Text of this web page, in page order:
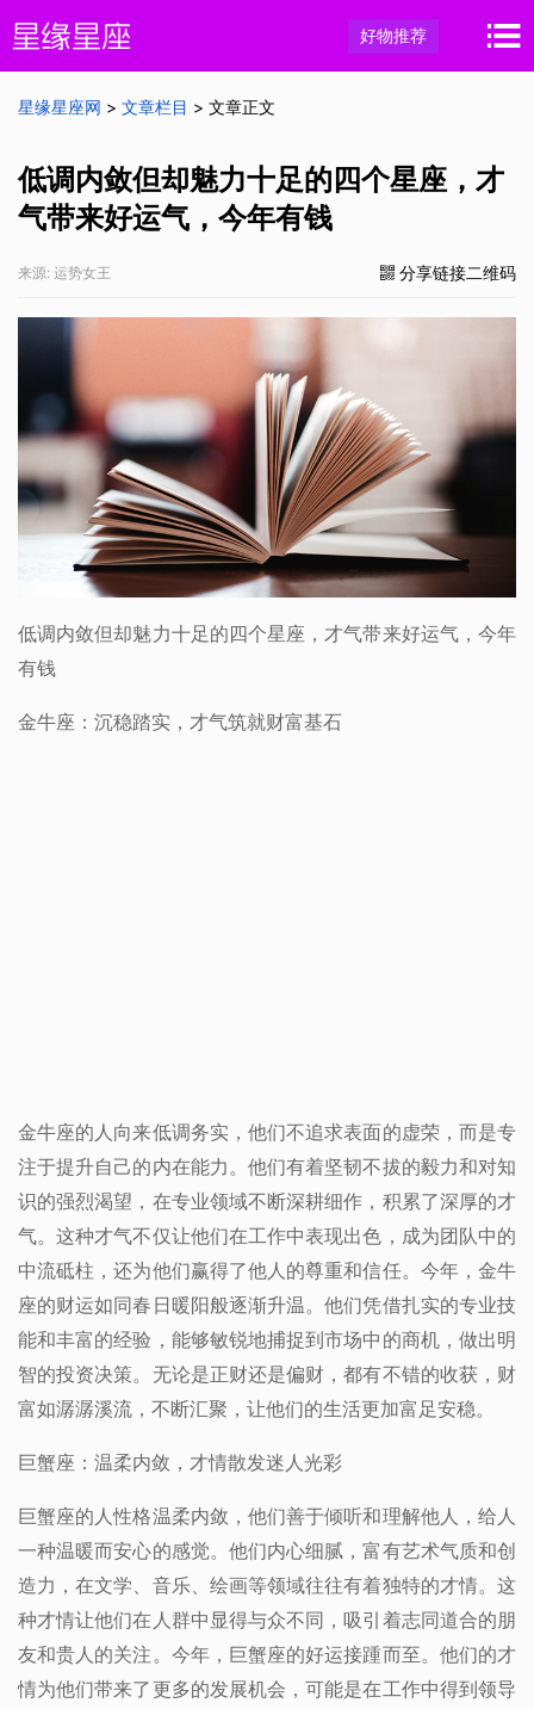
好物推荐
星缘星座网 > 文章栏目 > 文章正文
低调内敛但却魅力十足的四个星座，才
气带来好运气，今年有钱
来源: 运势女王 分享链接二维码
低调内敛但却魅力十足的四个星座，才气带来好运气，今年
有钱
金牛座：沉稳踏实，才气筑就财富基石
金牛座的人向来低调务实，他们不追求表面的虚荣，而是专
注于提升自己的内在能力。他们有着坚韧不拔的毅力和对知
识的强烈渴望，在专业领域不断深耕细作，积累了深厚的才
气。这种才气不仅让他们在工作中表现出色，成为团队中的
中流砥柱，还为他们赢得了他人的尊重和信任。今年，金牛
座的财运如同春日暖阳般逐渐升温。他们凭借扎实的专业技
能和丰富的经验，能够敏锐地捕捉到市场中的商机，做出明
智的投资决策。无论是正财还是偏财，都有不错的收获，财
富如潺潺溪流，不断汇聚，让他们的生活更加富足安稳。
巨蟹座：温柔内敛，才情散发迷人光彩
巨蟹座的人性格温柔内敛，他们善于倾听和理解他人，给人
一种温暖而安心的感觉。他们内心细腻，富有艺术气质和创
造力，在文学、音乐、绘画等领域往往有着独特的才情。这
种才情让他们在人群中显得与众不同，吸引着志同道合的朋
友和贵人的关注。今年，巨蟹座的好运接踵而至。他们的才
情为他们带来了更多的发展机会，可能是在工作中得到领导